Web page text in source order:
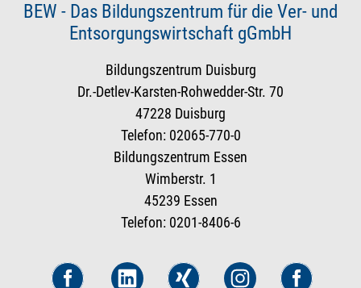
BEW - Das Bildungszentrum für die Ver- und
Entsorgungswirtschaft gGmbH
Bildungszentrum Duisburg
Dr.-Detlev-Karsten-Rohwedder-Str. 70
47228 Duisburg
Telefon: 02065-770-0
Bildungszentrum Essen
Wimberstr. 1
45239 Essen
Telefon: 0201-8406-6